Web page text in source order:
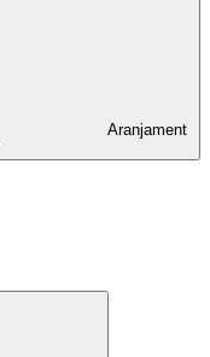
Aranjament